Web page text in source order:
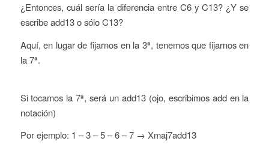
¿Entonces, cuál sería la diferencia entre C6 y C13? ¿Y se
escribe add13 o sólo C13?
Aquí, en lugar de fijarnos en la 3ª, tenemos que fijarnos en
la 7ª.
Si tocamos la 7ª, será un add13 (ojo, escribimos add en la
notación)
Por ejemplo: 1 – 3 – 5 – 6 – 7 → Xmaj7add13